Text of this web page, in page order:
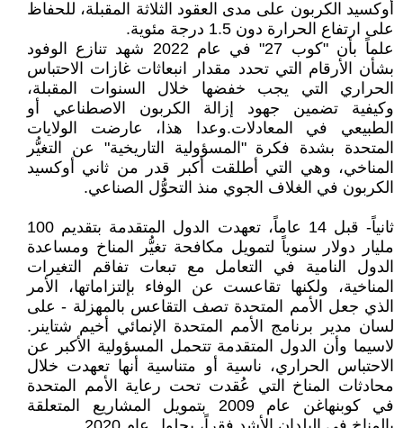
أوكسيد الكربون على مدى العقود الثلاثة المقبلة، للحفاظ
على ارتفاع الحرارة دون 1.5 درجة مئوية.
علماً بأن "كوب 27" في عام 2022 شهد تنازع الوفود
بشأن الأرقام التي تحدد مقدار انبعاثات غازات الاحتباس
الحراري التي يجب خفضها خلال السنوات المقبلة،
وكيفية تضمين جهود إزالة الكربون الاصطناعي أو
الطبيعي في المعادلات.وعدا هذا، عارضت الولايات
المتحدة بشدة فكرة "المسؤولية التاريخية" عن التغيُّر
المناخي، وهي التي أطلقت أكبر قدر من ثاني أوكسيد
الكربون في الغلاف الجوي منذ التحوُّل الصناعي.
ثانياً- قبل 14 عاماً، تعهدت الدول المتقدمة بتقديم 100
مليار دولار سنوياً لتمويل مكافحة تغيُّر المناخ ومساعدة
الدول النامية في التعامل مع تبعات تفاقم التغيرات
المناخية، ولكنها تقاعست عن الوفاء بإلتزاماتها، الأمر
الذي جعل الأمم المتحدة تصف التقاعس بالمهزلة - على
لسان مدير برنامج الأمم المتحدة الإنمائي أخيم شتاينر.
لاسيما وأن الدول المتقدمة تتحمل المسؤولية الأكبر عن
الاحتباس الحراري، ناسية أو متناسية أنها تعهدت خلال
محادثات المناخ التي عُقدت تحت رعاية الأمم المتحدة
في كوبنهاغن عام 2009 بتمويل المشاريع المتعلقة